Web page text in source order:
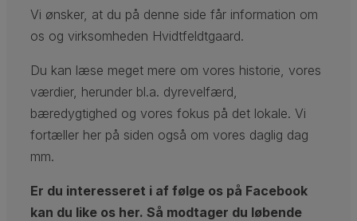
Vi ønsker, at du på denne side får information om
os og virksomheden Hvidtfeldtgaard.
Du kan læse meget mere om vores historie, vores
værdier, herunder bl.a. dyrevelfærd,
bæredygtighed og vores fokus på det lokale. Vi
fortæller her på siden også om vores daglig dag
mm.
Er du interesseret i af følge os på Facebook
kan du like os her. Så modtager du løbende